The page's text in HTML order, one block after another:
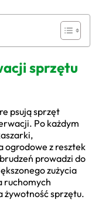
sprzętu
psują sprzęt
Po każdym
ogrodowe z resztek
prowadzi do
zużycia
ruchomych
żywotność sprzętu.